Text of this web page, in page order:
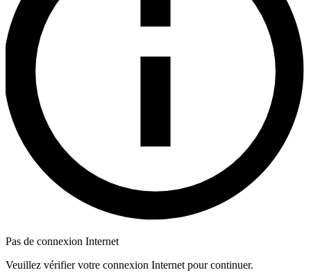
Pas de connexion Internet
Veuillez vérifier votre connexion Internet pour continuer.